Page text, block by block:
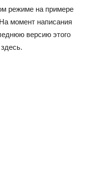
режиме на примере
момент написания
версию этого